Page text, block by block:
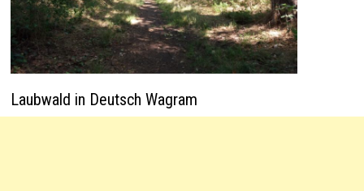
Laubwald in Deutsch Wagram